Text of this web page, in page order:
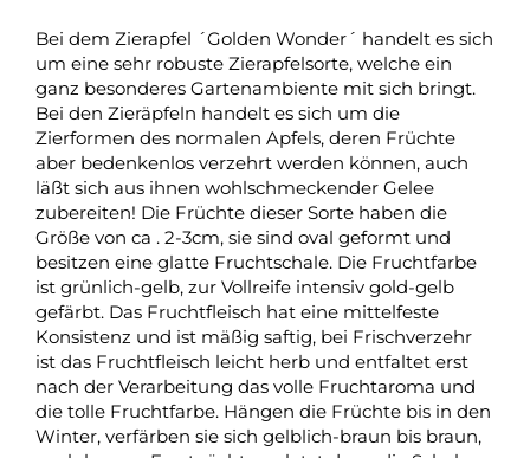
Bei dem Zierapfel ´Golden Wonder´ handelt es sich
um eine sehr robuste Zierapfelsorte, welche ein
ganz besonderes Gartenambiente mit sich bringt.
Bei den Zieräpfeln handelt es sich um die
Zierformen des normalen Apfels, deren Früchte
aber bedenkenlos verzehrt werden können, auch
läßt sich aus ihnen wohlschmeckender Gelee
zubereiten! Die Früchte dieser Sorte haben die
Größe von ca . 2-3cm, sie sind oval geformt und
besitzen eine glatte Fruchtschale. Die Fruchtfarbe
ist grünlich-gelb, zur Vollreife intensiv gold-gelb
gefärbt. Das Fruchtfleisch hat eine mittelfeste
Konsistenz und ist mäßig saftig, bei Frischverzehr
ist das Fruchtfleisch leicht herb und entfaltet erst
nach der Verarbeitung das volle Fruchtaroma und
die tolle Fruchtfarbe. Hängen die Früchte bis in den
Winter, verfärben sie sich gelblich-braun bis braun,